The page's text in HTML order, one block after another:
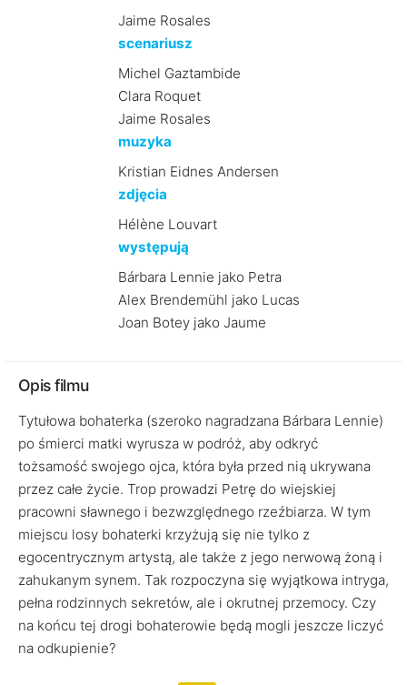
Jaime Rosales
scenariusz
Michel Gaztambide
Clara Roquet
Jaime Rosales
muzyka
Kristian Eidnes Andersen
zdjęcia
Hélène Louvart
występują
Bárbara Lennie jako Petra
Alex Brendemühl jako Lucas
Joan Botey jako Jaume
Opis filmu
Tytułowa bohaterka (szeroko nagradzana Bárbara Lennie)
po śmierci matki wyrusza w podróż, aby odkryć
tożsamość swojego ojca, która była przed nią ukrywana
przez całe życie. Trop prowadzi Petrę do wiejskiej
pracowni sławnego i bezwzględnego rzeźbiarza. W tym
miejscu losy bohaterki krzyżują się nie tylko z
egocentrycznym artystą, ale także z jego nerwową żoną i
zahukanym synem. Tak rozpoczyna się wyjątkowa intryga,
pełna rodzinnych sekretów, ale i okrutnej przemocy. Czy
na końcu tej drogi bohaterowie będą mogli jeszcze liczyć
na odkupienie?